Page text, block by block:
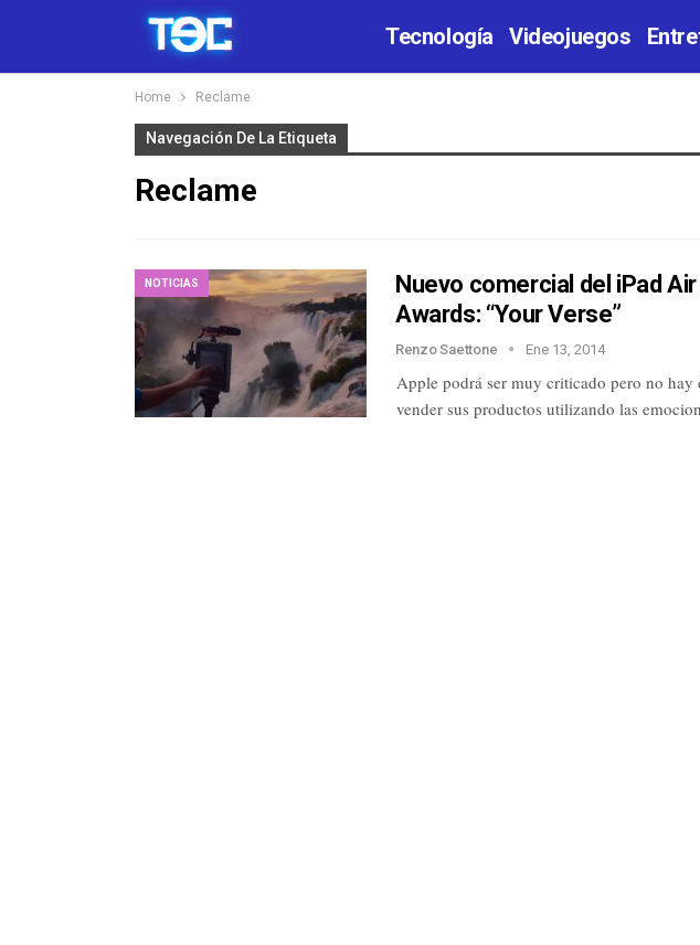
Tecnología Videojuegos
Home Reclame
Navegación De La Etiqueta
Reclame
NOTICIAS
Nuevo comercial del iPad
Awards: “Your Verse”
Renzo Saettone Ene 13, 2014
Apple podrá ser muy criticado pero no hay
vender sus productos utilizando las